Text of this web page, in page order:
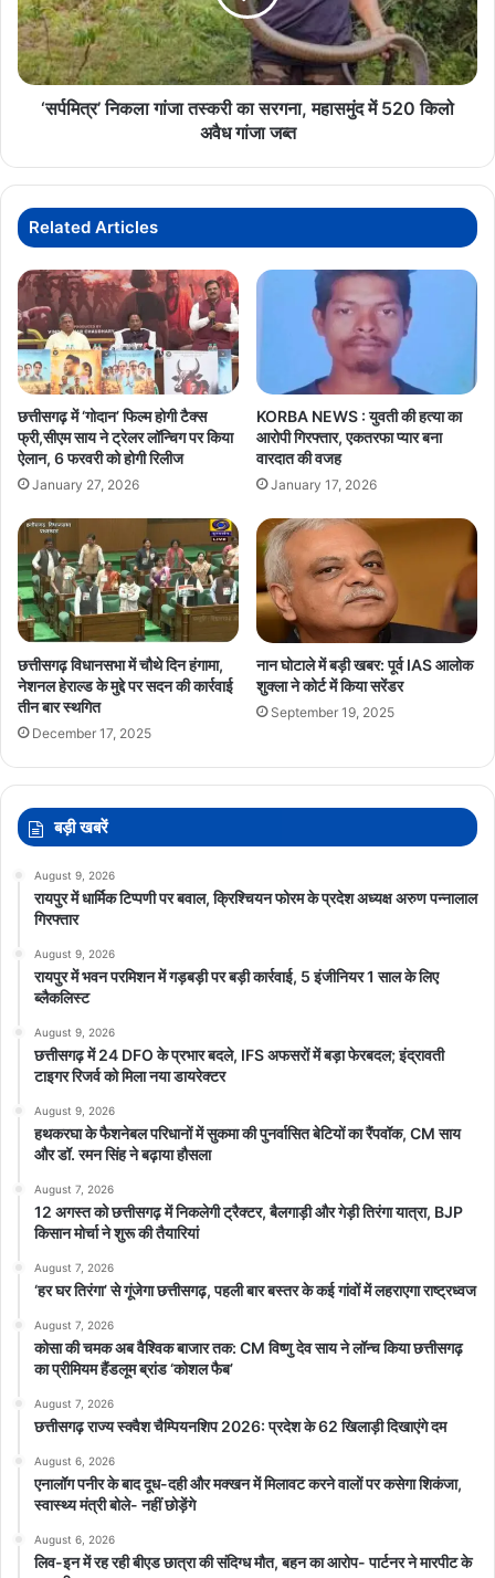
सामग्री
जब्त
सरगना,
महासमुंद
में
520
किलो‘सर्पमित्र’ निकला गांजा तस्करी का सरगना, महासमुंद में 520 किलो
अवैध गांजा जब्त
Related Articles
छत्तीसगढ़ में ‘गोदान’ फिल्म होगी टैक्स
फ्री,सीएम साय ने ट्रेलर लॉन्चिग पर किया
ऐलान, 6 फरवरी को होगी रिलीज
January 27, 2026
KORBA NEWS : युवती की हत्या का
आरोपी गिरफ्तार, एकतरफा प्यार बना
वारदात की वजह
January 17, 2026
छत्तीसगढ़ विधानसभा में चौथे दिन हंगामा,
नेशनल हेराल्ड के मुद्दे पर सदन की कार्रवाई
तीन बार स्थगित
December 17, 2025
नान घोटाले में बड़ी खबर: पूर्व IAS आलोक
शुक्ला ने कोर्ट में किया सरेंडर
September 19, 2025
बड़ी खबरें
August 9, 2026
रायपुर में धार्मिक टिप्पणी पर बवाल, क्रिश्चियन फोरम के प्रदेश अध्यक्ष अरुण पन्नालाल
गिरफ्तार
August 9, 2026
रायपुर में भवन परमिशन में गड़बड़ी पर बड़ी कार्रवाई, 5 इंजीनियर 1 साल के लिए
ब्लैकलिस्ट
August 9, 2026
छत्तीसगढ़ में 24 DFO के प्रभार बदले, IFS अफसरों में बड़ा फेरबदल; इंद्रावती
टाइगर रिजर्व को मिला नया डायरेक्टर
August 9, 2026
हथकरघा के फैशनेबल परिधानों में सुकमा की पुनर्वासित बेटियों का रैंपवॉक, CM साय
और डॉ. रमन सिंह ने बढ़ाया हौसला
August 7, 2026
12 अगस्त को छत्तीसगढ़ में निकलेगी ट्रैक्टर, बैलगाड़ी और गेड़ी तिरंगा यात्रा, BJP
किसान मोर्चा ने शुरू की तैयारियां
August 7, 2026
‘हर घर तिरंगा’ से गूंजेगा छत्तीसगढ़, पहली बार बस्तर के कई गांवों में लहराएगा राष्ट्रध्वज
August 7, 2026
कोसा की चमक अब वैश्विक बाजार तक: CM विष्णु देव साय ने लॉन्च किया छत्तीसगढ़
का प्रीमियम हैंडलूम ब्रांड ‘कोशल फैब’
August 7, 2026
छत्तीसगढ़ राज्य स्क्वैश चैम्पियनशिप 2026: प्रदेश के 62 खिलाड़ी दिखाएंगे दम
August 6, 2026
एनालॉग पनीर के बाद दूध-दही और मक्खन में मिलावट करने वालों पर कसेगा शिकंजा,
स्वास्थ्य मंत्री बोले- नहीं छोड़ेंगे
August 6, 2026
लिव-इन में रह रही बीएड छात्रा की संदिग्ध मौत, बहन का आरोप- पार्टनर ने मारपीट के